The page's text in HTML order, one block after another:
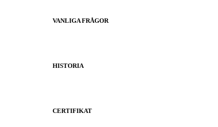
VANLIGA FRÅGOR
HISTORIA
CERTIFIKAT